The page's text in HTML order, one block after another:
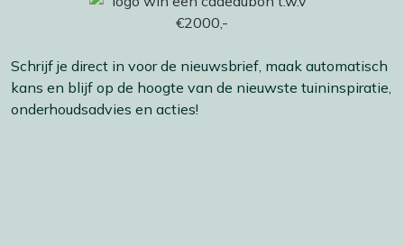
Schrijf je direct in voor de nieuwsbrief, maak automatisch
kans en blijf op de hoogte van de nieuwste tuininspiratie,
onderhoudsadvies en acties!